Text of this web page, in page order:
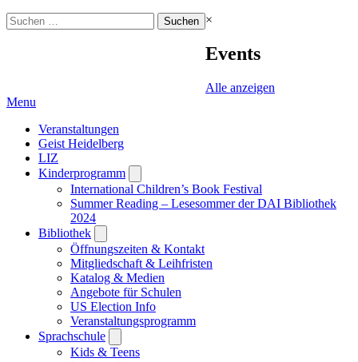
Suchen
nach:
×
Events
Alle anzeigen
Menu
Veranstaltungen
Geist Heidelberg
LIZ
Kinderprogramm
submenu
International Children’s Book Festival
Summer Reading – Lesesommer der DAI Bibliothek
2024
Bibliothek
submenu
Öffnungszeiten & Kontakt
Mitgliedschaft & Leihfristen
Katalog & Medien
Angebote für Schulen
US Election Info
Veranstaltungsprogramm
Sprachschule
submenu
Kids & Teens